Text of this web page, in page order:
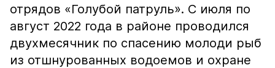
отрядов «Голубой патруль». С июля по
август 2022 года в районе проводился
двухмесячник по спасению молоди рыб
из отшнурованных водоемов и охране